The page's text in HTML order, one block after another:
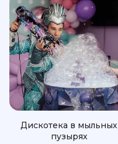
Дискотека в мыльных
пузырях